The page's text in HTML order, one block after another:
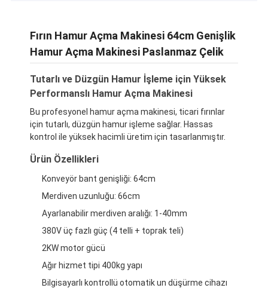
Fırın Hamur Açma Makinesi 64cm Genişlik
Hamur Açma Makinesi Paslanmaz Çelik
Tutarlı ve Düzgün Hamur İşleme için Yüksek
Performanslı Hamur Açma Makinesi
Bu profesyonel hamur açma makinesi, ticari fırınlar
için tutarlı, düzgün hamur işleme sağlar. Hassas
kontrol ile yüksek hacimli üretim için tasarlanmıştır.
Ürün Özellikleri
Konveyör bant genişliği: 64cm
Merdiven uzunluğu: 66cm
Ayarlanabilir merdiven aralığı: 1-40mm
380V üç fazlı güç (4 telli + toprak teli)
2KW motor gücü
Ağır hizmet tipi 400kg yapı
Bilgisayarlı kontrollü otomatik un düşürme cihazı